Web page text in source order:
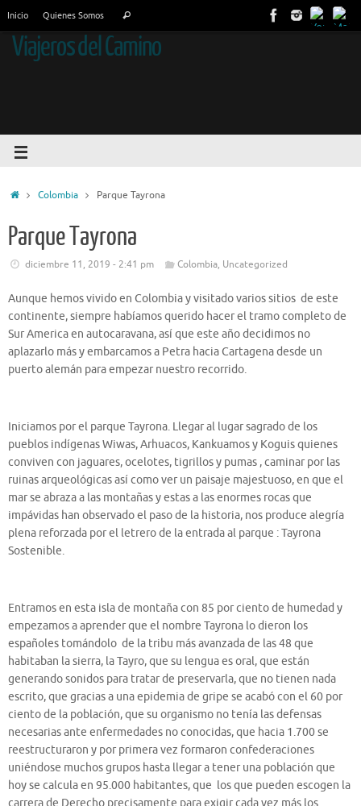
Inicio Quienes Somos
Viajeros del Camino
Colombia Parque Tayrona
Parque Tayrona
diciembre 11, 2019 - 2:41 pm Colombia, Uncategorized
Aunque hemos vivido en Colombia y visitado varios sitios de este
continente, siempre habíamos querido hacer el tramo completo de
Sur America en autocaravana, así que este año decidimos no
aplazarlo más y embarcamos a Petra hacia Cartagena desde un
puerto alemán para empezar nuestro recorrido.
Iniciamos por el parque Tayrona. Llegar al lugar sagrado de los
pueblos indígenas Wiwas, Arhuacos, Kankuamos y Koguis quienes
conviven con jaguares, ocelotes, tigrillos y pumas , caminar por las
ruinas arqueológicas así como ver un paisaje majestuoso, en que el
mar se abraza a las montañas y estas a las enormes rocas que
impávidas han observado el paso de la historia, nos produce alegría
plena reforzada por el letrero de la entrada al parque : Tayrona
Sostenible.
Entramos en esta isla de montaña con 85 por ciento de humedad y
empezamos a aprender que el nombre Tayrona lo dieron los
españoles tomándolo de la tribu más avanzada de las 48 que
habitaban la sierra, la Tayro, que su lengua es oral, que están
generando sonidos para tratar de preservarla, que no tienen nada
escrito, que gracias a una epidemia de gripe se acabó con el 60 por
ciento de la población, que su organismo no tenía las defensas
necesarias ante enfermedades no conocidas, que hacia 1.700 se
reestructuraron y por primera vez formaron confederaciones
uniéndose muchos grupos hasta llegar a tener una población que
hoy se calcula en 95.000 habitantes, que los que pueden escogen la